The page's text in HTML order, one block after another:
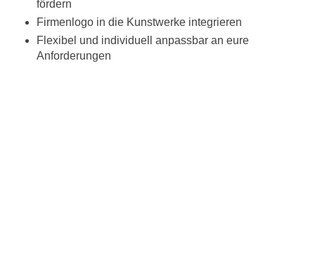
fördern
Firmenlogo in die Kunstwerke integrieren
Flexibel und individuell anpassbar an eure
Anforderungen